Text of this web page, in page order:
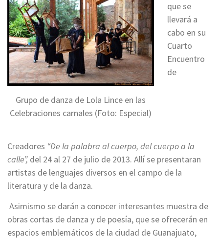
Grupo de danza de Lola Lince en las
Celebraciones carnales (Foto: Especial)
que se
llevará a
cabo en su
Cuarto
Encuentro
de
Creadores “De la palabra al cuerpo, del cuerpo a la
calle”, del 24 al 27 de julio de 2013. Allí se presentaran
artistas de lenguajes diversos en el campo de la
literatura y de la danza.
Asimismo se darán a conocer interesantes muestra de
obras cortas de danza y de poesía, que se ofrecerán en
espacios emblemáticos de la ciudad de Guanajuato,